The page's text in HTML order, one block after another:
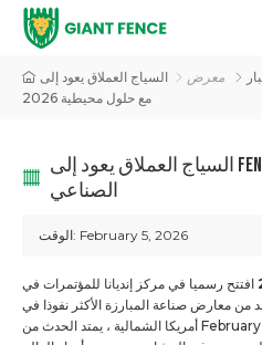
معرض
السياج العملاق يعود إلى FenceTech
2026 مع حلول محيطية
السياج العملاق يعود إلى FENCETECH 2026 مع حلول السياج
الصناعي
الوقت: February 5, 2026
افتتح رسميا في مركز إنديانا للمؤتمرات في
من معارض صناعة المبارزة الأكثر نفوذا في
أمريكا الشمالية ، يمتد الحدث من February 4–6 ويجمع المصنعين والموزعين